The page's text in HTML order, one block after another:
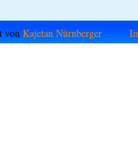
von Kajetan Nürnberger